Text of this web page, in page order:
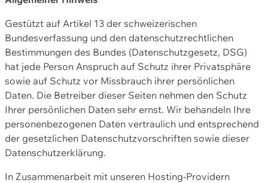
Gestützt auf Artikel 13 der schweizerischen
Bundesverfassung und den datenschutzrechtlichen
Bestimmungen des Bundes (Datenschutzgesetz, DSG)
hat jede Person Anspruch auf Schutz ihrer Privatsphäre
sowie auf Schutz vor Missbrauch ihrer persönlichen
Daten. Die Betreiber dieser Seiten nehmen den Schutz
Ihrer persönlichen Daten sehr ernst. Wir behandeln Ihre
personenbezogenen Daten vertraulich und entsprechend
der gesetzlichen Datenschutzvorschriften sowie dieser
Datenschutzerklärung.
In Zusammenarbeit mit unseren Hosting-Providern